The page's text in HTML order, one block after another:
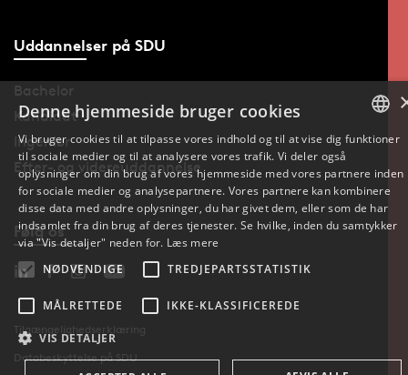
Uddannelser på SDU
Bachelor
Kandidat
Ingeniør
Efter- og videreuddannelse
Følg os
Tilgængelighedserklæring
Databeskyttelse på SDU
ENGLISH
Denne hjemmeside bruger cookies
Vi bruger cookies til at tilpasse vores indhold og til at vise dig funktioner
til sociale medier og til at analysere vores trafik. Vi deler også
oplysninger om din brug af vores hjemmeside med vores partnere inden
for sociale medier og analysepartnere. Vores partnere kan kombinere
disse data med andre oplysninger, du har givet dem, eller som de har
indsamlet fra din brug af deres tjenester. Se hvilke, inden du samtykker
via "Vis detaljer" neden for. Læs mere
NØDVENDIGE
TREDJEPARTSSTATISTIK
MÅLRETTEDE IKKE-KLASSIFICEREDE
VIS DETALJER